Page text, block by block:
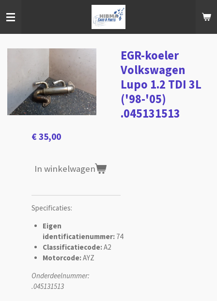
direct
EGR-koeler
Volkswagen
Lupo 1.2 TDI 3L
('98-'05)
.045131513
€ 35,00
In winkelwagen
Specificaties:
Eigen
identificatienummer: 74
Classificatiecode:A2
Motorcode:AYZ
Onderdeelnummer:
.045131513